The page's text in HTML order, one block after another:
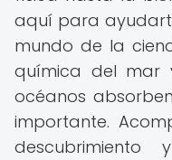
aquí para
mundo de la
química del mar
océanos
importante.